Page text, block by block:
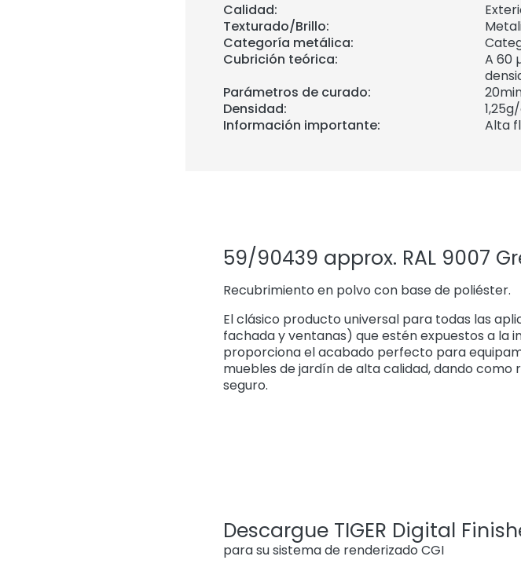
Calidad:
Texturado/Brillo:
Categoría metálica:
Cubrición teórica:
A 60
Parámetros de curado:
Densidad:
1,25
Información importante:
Alta
59/90439 approx. RAL 9007
Recubrimiento en polvo con base de poliéster.
El clásico producto universal para todas las
fachada y ventanas) que estén expuestos a la
proporciona el acabado perfecto para
muebles de jardín de alta calidad, dando
seguro.
Descargue TIGER Digital
para su sistema de renderizado CGI